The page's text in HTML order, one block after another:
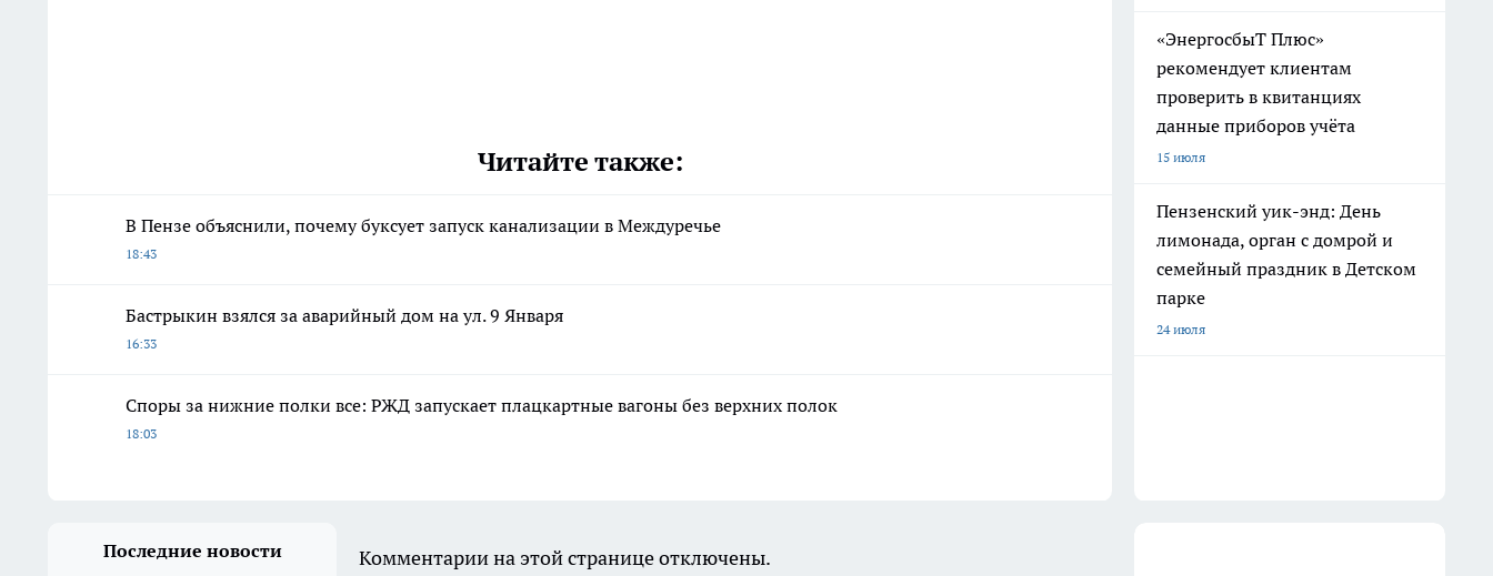
Читайте также:
В Пензе объяснили, почему буксует запуск канализации в Междуречье
18:43
Бастрыкин взялся за аварийный дом на ул. 9 Января
16:33
Споры за нижние полки все: РЖД запускает плацкартные вагоны без верхних полок
18:03
«ЭнергосбыТ Плюс»
рекомендует клиентам
проверить в квитанциях
данные приборов учёта
15 июля
Пензенский уик-энд: День
лимонада, орган с домрой и
семейный праздник в Детском
парке
24 июля
Последние новости Комментарии на этой странице отключены.